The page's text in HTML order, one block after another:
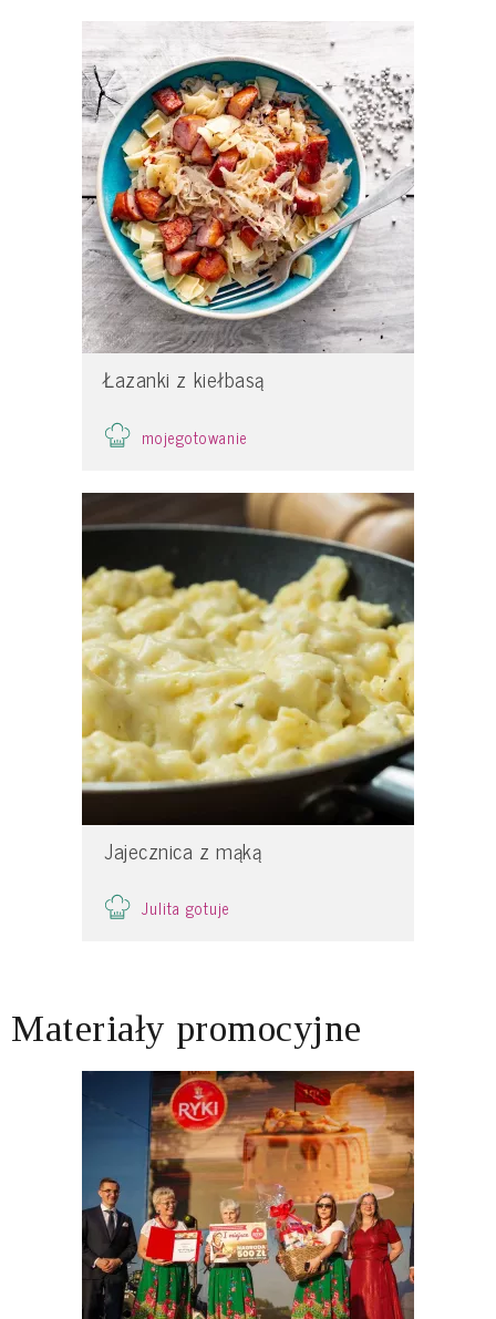
Łazanki z kiełbasą
mojegotowanie
Jajecznica z mąką
Julita gotuje
Materiały promocyjne